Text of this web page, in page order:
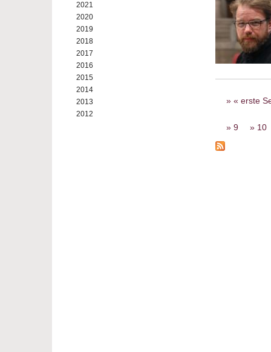
2021
2020
2019
2018
2017
2016
2015
2014
2013
2012
Seiten
« erste
9 10